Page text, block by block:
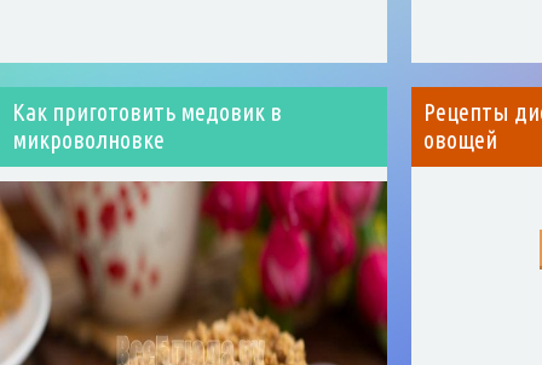
Как приготовить медовик в
микроволновке
Рецепты
овощей